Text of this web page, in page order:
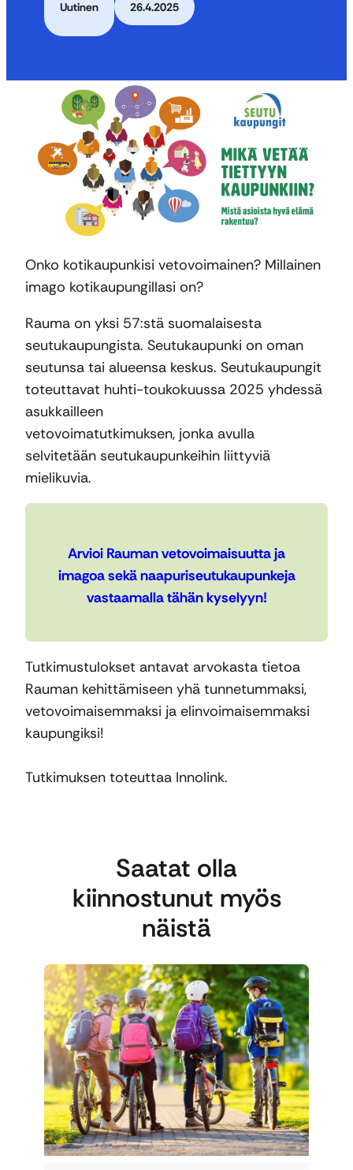
Uutinen 26.4.2025
Onko kotikaupunkisi vetovoimainen? Millainen
imago kotikaupungillasi on?
Rauma on yksi 57:stä suomalaisesta
seutukaupungista. Seutukaupunki on oman
seutunsa tai alueensa keskus. Seutukaupungit
toteuttavat huhti-toukokuussa 2025 yhdessä
asukkailleen
vetovoimatutkimuksen, jonka avulla
selvitetään seutukaupunkeihin liittyviä
mielikuvia.
Arvioi Rauman vetovoimaisuutta ja
imagoa sekä naapuriseutukaupunkeja
vastaamalla tähän kyselyyn!
Tutkimustulokset antavat arvokasta tietoa
Rauman kehittämiseen yhä tunnetummaksi,
vetovoimaisemmaksi ja elinvoimaisemmaksi
kaupungiksi!
Tutkimuksen toteuttaa Innolink.
Saatat olla
kiinnostunut myös
näistä